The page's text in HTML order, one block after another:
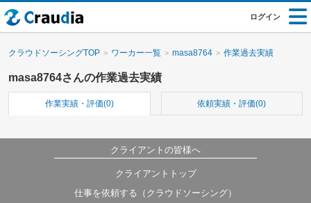
ログイン
クラウドソーシングTOP ワーカー一覧 masa8764 作業過去実績
masa8764さんの作業過去実績
作業実績・評価(0) 依頼実績・評価(0)
クライアントの皆様へ
クライアントトップ
仕事を依頼する（クラウドソーシング）